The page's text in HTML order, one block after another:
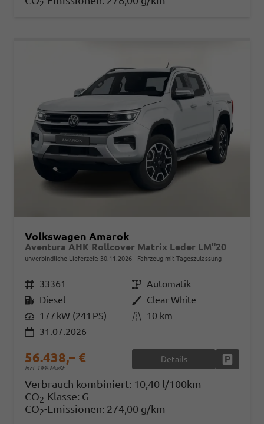
2
Volkswagen Amarok
Aventura AHK Rollcover Matrix Leder LM"20
unverbindliche Lieferzeit: 30.11.2026 Fahrzeug mit Tageszulassung
Fahrzeugnr. 33361 GetriebeAutomatik
Kraftstoff Diesel AußenfarbeClear White
Leistung 177 kW (241 PS) Kilometerstand 10 km
31.07.2026
56.438,– €
incl. 19% MwSt.
Details
Verbrauch kombiniert: 10,40 l/100km
CO2-Klasse: G
CO2-Emissionen: 274,00 g/km